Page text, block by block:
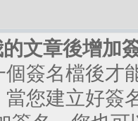
文章後增加
簽名檔後才
當您建立好簽